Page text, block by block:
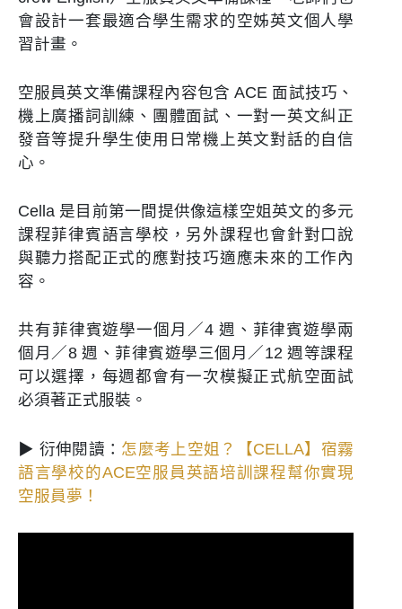
會設計一套最適合學生需求的空姊英文個人學
習計畫。
空服員英文準備課程內容包含 ACE 面試技巧、
機上廣播詞訓練、團體面試、一對一英文糾正
發音等提升學生使用日常機上英文對話的自信
心。
Cella 是目前第一間提供像這樣空姐英文的多元
課程菲律賓語言學校，另外課程也會針對口說
與聽力搭配正式的應對技巧適應未來的工作內
容。
共有菲律賓遊學一個月／4 週、菲律賓遊學兩
個月／8 週、菲律賓遊學三個月／12 週等課程
可以選擇，每週都會有一次模擬正式航空面試
必須著正式服裝。
▶ 衍伸閱讀： 怎麼考上空姐？【CELLA】宿霧
語言學校的ACE空服員英語培訓課程幫你實現
空服員夢！